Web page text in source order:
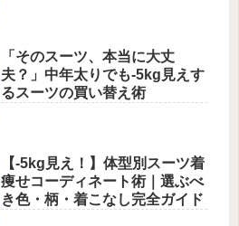
「そのスーツ、本当に大丈
夫？」中年太りでも-5kg見えす
るスーツの買い替え術
【-5kg見え！】体型別スーツ着
痩せコーディネート術｜選ぶべ
き色・柄・着こなし完全ガイド